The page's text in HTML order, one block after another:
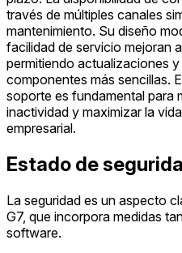
través de múltiples canales
mantenimiento. Su diseño
facilidad de servicio mejoran
permitiendo actualizaciones
componentes más sencillas.
soporte es fundamental para
inactividad y maximizar la
empresarial.
Estado de
La seguridad es un aspecto
G7, que incorpora medidas
software.